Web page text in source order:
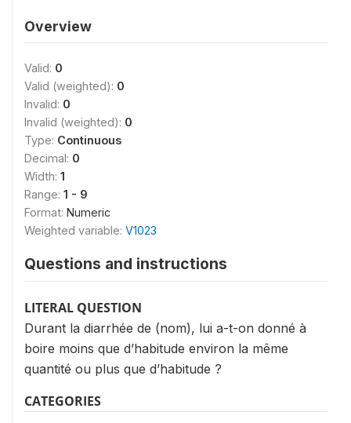
Overview
Valid: 0
Valid (weighted): 0
Invalid: 0
Invalid (weighted): 0
Type: Continuous
Decimal: 0
Width: 1
Range: 1 - 9
Format: Numeric
Weighted variable: V1023
Questions and instructions
LITERAL QUESTION
Durant la diarrhée de (nom), lui a-t-on donné à
boire moins que d’habitude environ la même
quantité ou plus que d’habitude ?
CATEGORIES